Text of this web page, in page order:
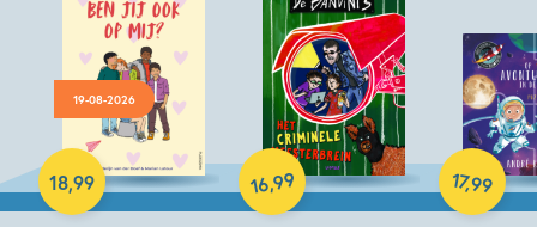
19-08-2026
18,99
Hardcover 16,99
Hardcover 17,99
Hardcover